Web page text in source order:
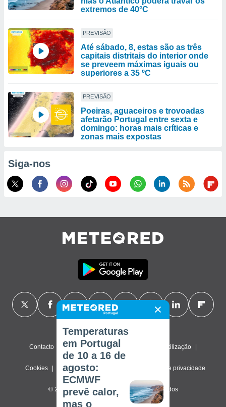
extremos de 40°C
PREVISÃO
Até sábado, 8, estas são as três
capitais distritais do interior onde
se preveem máximas iguais ou
superiores a 35 ºC
PREVISÃO
Poeiras, aguaceiros e trovoadas
afetarão Portugal entre sexta e
domingo: horas mais críticas e
zonas mais expostas
Siga-nos
Contacto Sobre nós FAQ Termos de utilização
Cookies Política de privacidade Definições de privacidade
© 2026 Meteored. Todos os direitos reservados
Temperaturas
em Portugal
de 10 a 16 de
agosto:
ECMWF
prevê calor,
mas o